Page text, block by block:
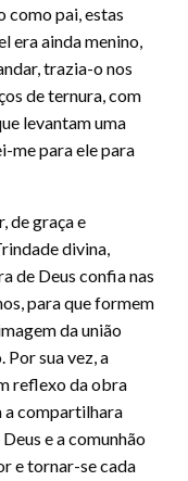
como pai, estas
era ainda menino,
trazia-o nos
de ternura, com
levantam uma
me para ele para
de graça e
divina,
de Deus confia nas
para que formem
da união
Por sua vez, a
reflexo da obra
a compartilhara
e a comunhão
e tornar-se cada